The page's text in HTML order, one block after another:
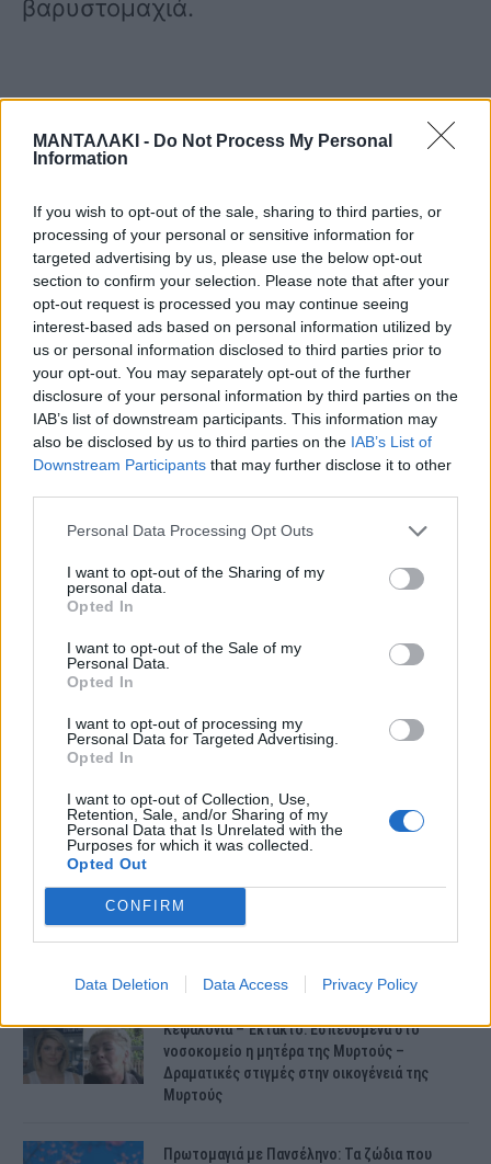
ΜΑΝΤΑΛΑΚΙ - Do Not Process My Personal
Information
If you wish to opt-out of the sale, sharing to third parties, or
processing of your personal or sensitive information for
targeted advertising by us, please use the below opt-out
section to confirm your selection. Please note that after your
opt-out request is processed you may continue seeing
interest-based ads based on personal information utilized by
us or personal information disclosed to third parties prior to
your opt-out. You may separately opt-out of the further
disclosure of your personal information by third parties on the
IAB’s list of downstream participants. This information may
also be disclosed by us to third parties on the IAB’s List of
Downstream Participants that may further disclose it to other
Personal Data Processing Opt Outs
I want to opt-out of the Sharing of my
personal data.
Opted In
I want to opt-out of the Sale of my
Personal Data.
Opted In
I want to opt-out of processing my
Personal Data for Targeted Advertising.
Opted In
I want to opt-out of Collection, Use,
Retention, Sale, and/or Sharing of my
Personal Data that Is Unrelated with the
Purposes for which it was collected.
Opted Out
CONFIRM
Data Deletion Data Access Privacy Policy
βαρυστομαχιά.
Σύμφωνα με το onlarissa.gr, το
τηλεφωνικό κέντρο του ΕΚΑΒ δέχθηκε
αρκετές κλήσεις και χρειάστηκε
διακομιδή για τουλάχιστον 10 άτομα.
Μεταξύ αυτών άνδρες και γυναίκες
διαφόρων ηλικιών τόσο από την πόλη
της Λάρισας όσο κι από χωριά του
νομού, τα οποία είχαν επισκεφθεί για
τον παραδοσιακό εορτασμό του
Πάσχα και το ψήσιμο του οβελία.
ΤΕΛΕΥΤΑΙΕΣ ΕΙΔΗΣΕΙΣ
Συντάξεις Ιουνίου 2026: Τι θα ισχύσει; Πότε θα
γίνουν οι πληρωμές;
Νέες αποκαλύψεις για τον θάνατο του
13χρονου στην Ηλεία – Ο πατέρας του είχε
Κεφαλονιά – Έκτακτο: Εσπευσμένα στο
νοσοκομείο η μητέρα της Μυρτούς –
Δραματικές στιγμές στην οικογένειά της
Μυρτούς
Πρωτομαγιά με Πανσέληνο: Τα ζώδια που